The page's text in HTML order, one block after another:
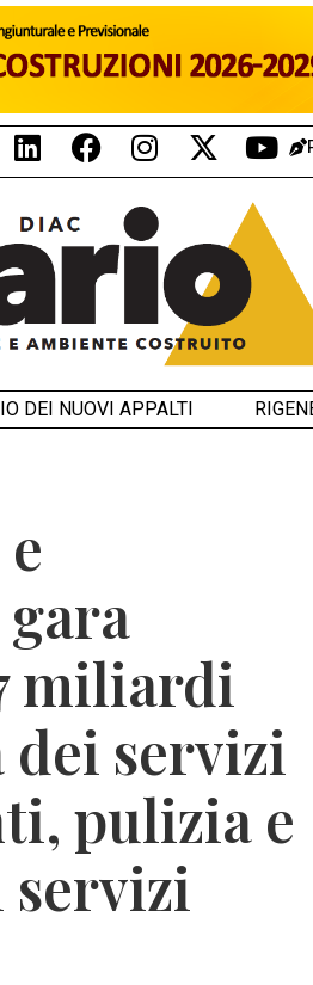
DEI NUOVI APPALTI
miliardi
servizi
pulizia e